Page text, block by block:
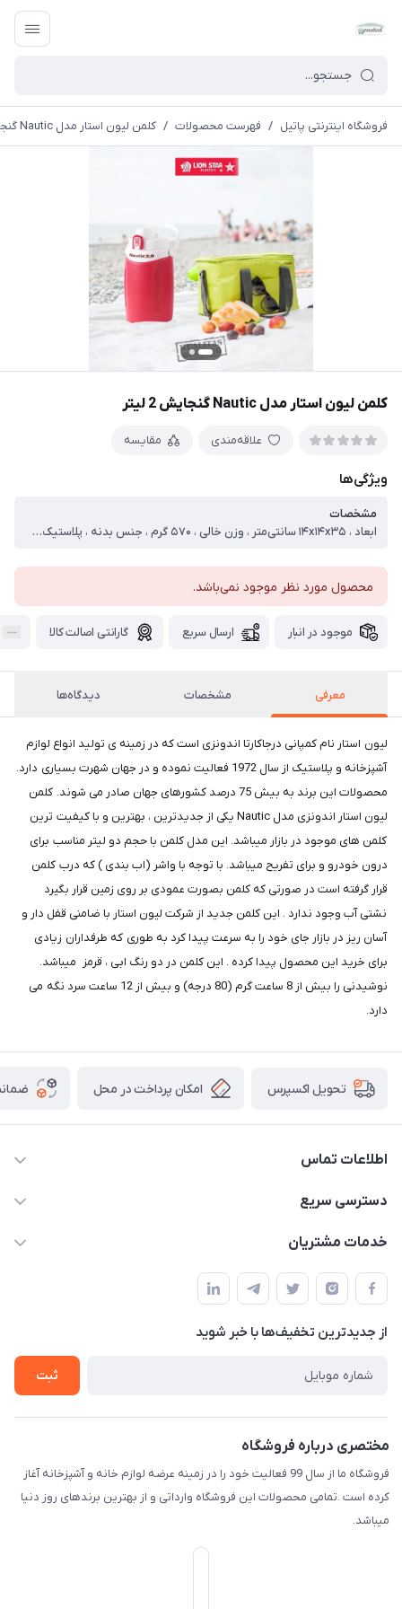
فروشگاه اینترنتی پاتیل / فهرست محصولات / کلمن لیون استار مدل Nautic گنجایش 2 لیتر
کلمن لیون استار مدل Nautic گنجایش 2 لیتر
علاقه‌مندی مقایسه
ویژگی‌ها
مشخصات
ابعاد ، ۱۴x۱۴x۳۵ سانتی‌متر ، وزن خالی ، ۵۷۰ گرم ، جنس بدنه ، پلاستیک ، نوع خروجی آب ، ضامنی ، نوع دهانه ، پیچی ، گنجایش ، ۲ لیتر ، بازه گنجایش ، ۱-۲ لیتر
محصول مورد نظر موجود نمی‌باشد.
موجود در انبار ارسال سریع گارانتی اصالت کالا
معرفی مشخصات دیدگاه‌ها
لیون استار نام کمپانی درجاکارتا اندونزی است که در زمینه ی تولید انواع لوازم
آشپزخانه و پلاستیک از سال 1972 فعالیت نموده و در جهان شهرت بسیاری دارد‏.‏
محصولات این برند به بیش 75 درصد کشورهای جهان صادر می شوند‏.‏ کلمن
لیون استار اندونزی مدل Nautic یکی از جدیدترین ، بهترین و با کیفیت ترین
کلمن های موجود در بازار میباشد. این مدل کلمن با حجم دو لیتر مناسب برای
درون خودرو و برای تفریح میباشد. با توجه با واشر (اب بندی ) که درب کلمن
قرار گرفته است در صورتی که کلمن بصورت عمودی بر روی زمین قرار بگیرد
نشتی آب وجود ندارد . این کلمن جدید از شرکت لیون استار با ضامنی قفل دار و
آسان ریز در بازار جای خود را به سرعت پیدا کرد به طوری که طرفداران زیادی
برای خرید این محصول پیدا کرده . این کلمن در دو رنگ ابی ، قرمز میباشد.
نوشیدنی را بیش از 8 ساعت گرم (80 درجه) و بیش از 12 ساعت سرد نگه می
دارد.
تحویل اکسپرس امکان پرداخت در محل
اطلاعات تماس
09165044753
دسترسی سریع
حساب کاربری
لیست محصولات
درباره ما
خدمات مشتریان
قوانین و مقررات
حریم خصوصی
راهنما
از جدید‌ترین تخفیف‌ها با‌ خبر شوید
ثبت
مختصری درباره فروشگاه
فروشگاه ما از سال 99 فعالیت خود را در زمینه عرضه لوازم خانه و آشپزخانه آغاز
کرده است .تمامی محصولات این فروشگاه وارداتی و از بهترین برندهای روز دنیا
میباشد.